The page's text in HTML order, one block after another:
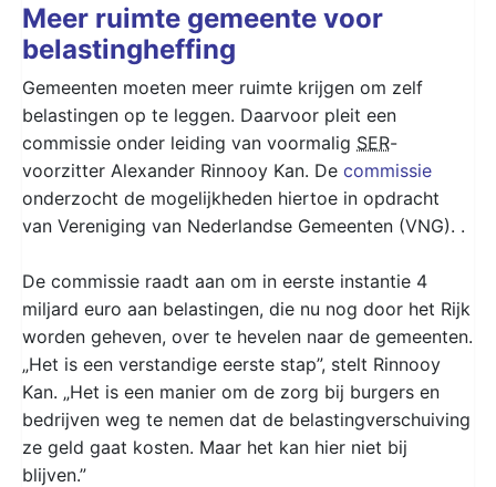
Meer ruimte gemeente voor
belastingheffing
Gemeenten moeten meer ruimte krijgen om zelf
belastingen op te leggen. Daarvoor pleit een
commissie onder leiding van voormalig SER-
voorzitter Alexander Rinnooy Kan. De commissie
onderzocht de mogelijkheden hiertoe in opdracht
van Vereniging van Nederlandse Gemeenten (VNG). .
De commissie raadt aan om in eerste instantie 4
miljard euro aan belastingen, die nu nog door het Rijk
worden geheven, over te hevelen naar de gemeenten.
„Het is een verstandige eerste stap”, stelt Rinnooy
Kan. „Het is een manier om de zorg bij burgers en
bedrijven weg te nemen dat de belastingverschuiving
ze geld gaat kosten. Maar het kan hier niet bij
blijven.”